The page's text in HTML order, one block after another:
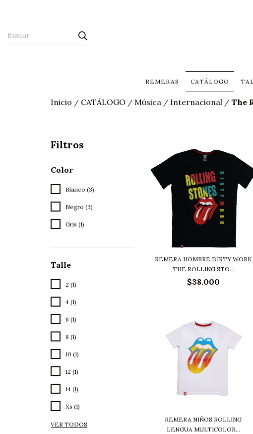
REMERAS CATÁLOGO
Inicio / CATÁLOGO / Música / Internacional / The
Filtros
Color
Blanco (3)
Negro (3)
Gris (1)
Talle
2 (1)
4 (1)
6 (1)
8 (1)
10 (1)
12 (1)
14 (1)
Xs (1)
VER TODOS
REMERA HOMBRE DIRTY WORK
THE ROLLING STO...
$38.000
REMERA NIÑOS ROLLING
LENGUA MULTICOLOR...